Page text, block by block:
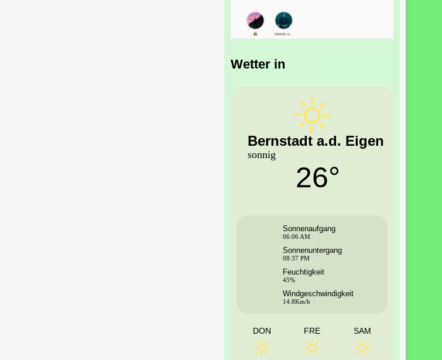
Wetter in
Bernstadt a.d. Eigen
sonnig
26°
Sonnenaufgang
06:06 AM
Sonnenuntergang
08:37 PM
Feuchtigkeit
45%
Windgeschwindigkeit
14.8Km/h
DON FRE SAM